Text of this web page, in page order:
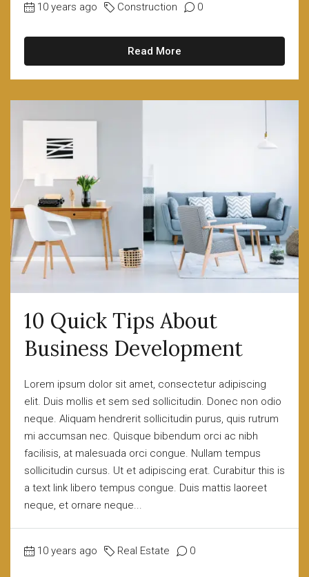
10 years ago Construction 0
Read More
10 Quick Tips About
Business Development
Lorem ipsum dolor sit amet, consectetur adipiscing
elit. Duis mollis et sem sed sollicitudin. Donec non odio
neque. Aliquam hendrerit sollicitudin purus, quis rutrum
mi accumsan nec. Quisque bibendum orci ac nibh
facilisis, at malesuada orci congue. Nullam tempus
sollicitudin cursus. Ut et adipiscing erat. Curabitur this is
a text link libero tempus congue. Duis mattis laoreet
neque, et ornare neque...
10 years ago Real Estate 0